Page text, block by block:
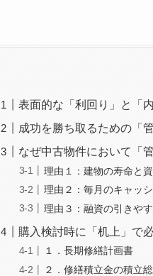
表面的な「利回り」と「
成功を勝ち取るための「
なぜ中古物件において「
理由１：建物の寿命と
理由２：毎月のキャッ
理由３：融資の引きや
購入検討時に「机上」で
１．長期修繕計画書
２．修繕積立金の積立